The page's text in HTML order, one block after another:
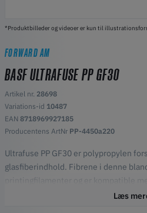
*Produktbilleder og videoer er kun til
FORWARD AM
BASF ULTRAFUSE PP GF30
Artikel nr. 28698
Variations-id 10487
EAN 8718969927185
Producentens ArtNr PP-4450a220
Ultrafuse PP GF30 er polypropylen
glasfiberindhold. Fibrene i denne
printingfilamenter og er kompatible
Læs